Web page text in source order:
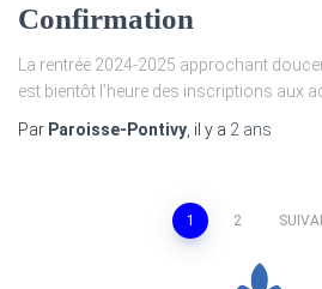
Confirmation
La rentrée 2024-2025 approchant
est bientôt l’heure des inscriptions aux
Par Paroisse-Pontivy , il y a 2 ans
Pagination 1 2